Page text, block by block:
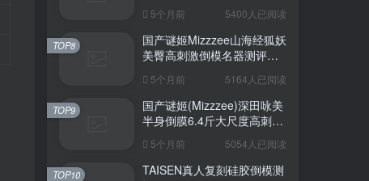
5个月前 5400人已阅读
国产谜姬Mizzzee山海经狐妖
美臀高刺激倒模名器测评报
5个月前 5164人已阅读
TOP8
国产谜姬(Mizzzee)深田咏美
半身倒膜6.4斤大尺度高刺激
5个月前 5054人已阅读
TOP9
TAISEN真人复刻硅胶倒模测
TOP10